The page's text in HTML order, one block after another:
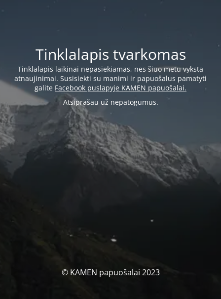
Tinklalapis tvarkomas
Tinklalapis laikinai nepasiekiamas, nes šiuo metu vyksta
atnaujinimai. Susisiekti su manimi ir papuošalus pamatyti
galite Facebook puslapyje KAMEN papuošalai.
Atsiprašau už nepatogumus.
© KAMEN papuošalai 2023